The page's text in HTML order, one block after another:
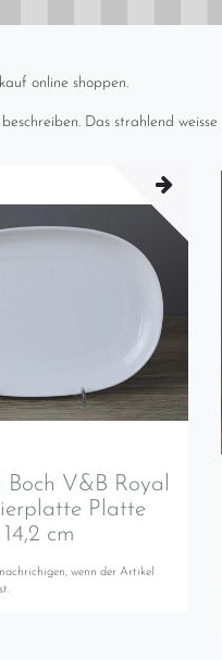
online shoppen.
beschreiben. Das strahlend
V&B Royal
Platte
cm
wenn der Artikel